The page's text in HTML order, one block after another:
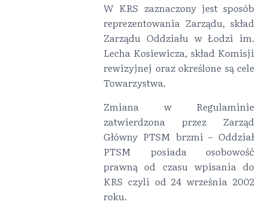
W KRS zaznaczony jest sposób
reprezentowania Zarządu, skład
Zarządu Oddziału w Łodzi im.
Lecha Kosiewicza, skład Komisji
rewizyjnej oraz określone są cele
Towarzystwa.
Zmiana w Regulaminie
zatwierdzona przez Zarząd
Główny PTSM brzmi – Oddział
PTSM posiada osobowość
prawną od czasu wpisania do
KRS czyli od 24 września 2002
roku.